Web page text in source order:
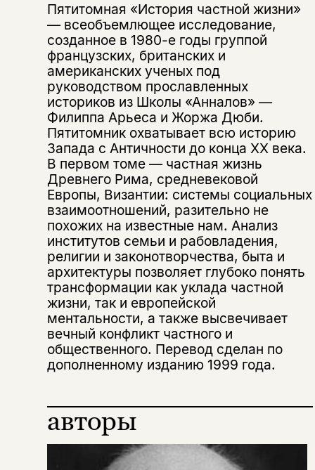
Пятитомная «История частной жизни»
— всеобъемлющее исследование,
созданное в 1980-е годы группой
французских, британских и
американских ученых под
руководством прославленных
историков из Школы «Анналов» —
Филиппа Арьеса и Жоржа Дюби.
Пятитомник охватывает всю историю
Запада с Античности до конца XX века.
В первом томе — частная жизнь
Древнего Рима, средневековой
Европы, Византии: системы социальных
взаимоотношений, разительно не
похожих на известные нам. Анализ
институтов семьи и рабовладения,
религии и законотворчества, быта и
архитектуры позволяет глубоко понять
трансформации как уклада частной
жизни, так и европейской
ментальности, а также высвечивает
вечный конфликт частного и
общественного. Перевод сделан по
дополненному изданию 1999 года.
авторы